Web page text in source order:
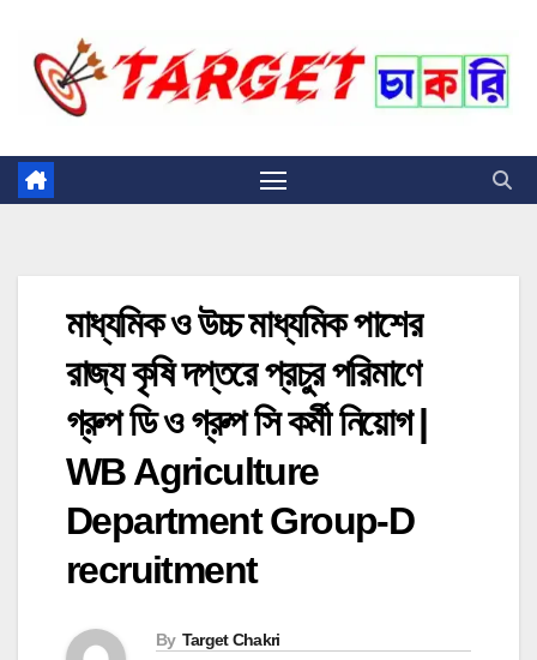
content
মাধ্যমিক ও উচ্চ মাধ্যমিক পাশের
রাজ্য কৃষি দপ্তরে প্রচুর পরিমাণে
গ্রুপ ডি ও গ্রুপ সি কর্মী নিয়োগ |
WB Agriculture
Department Group-D
recruitment
By Target Chakri